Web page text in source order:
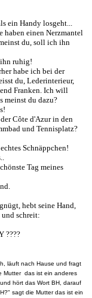
ein Handy losgeht...
haben einen Nerzmantel
du, soll ich ihn
ruhig!
habe ich bei der
du, Lederinterieur,
Franken. Ich will
meinst du dazu?
Côte d'Azur in den
und Tennisplatz?
Schnäppchen!
Tag meines
hebt seine Hand,
schreit:
????
läuft nach Hause und fragt
Mutter das ist ein anderes
hört das Wort BH, darauf
sagt die Mutter das ist ein